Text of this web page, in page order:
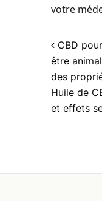
votre
Post
CBD
être
des
Huile de
et effets